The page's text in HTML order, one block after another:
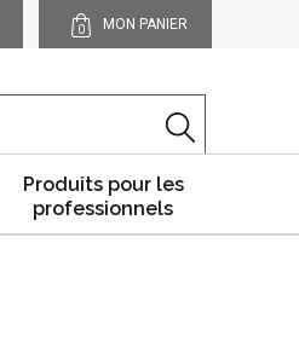
0 MON PANIER
Produits pour les
professionnels